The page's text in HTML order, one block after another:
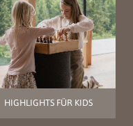
HIGHLIGHTS FÜR KIDS